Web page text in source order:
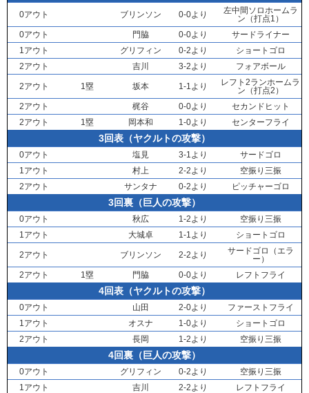
0アウト ブリンソン 0-0より
左中間ソロホームラ
ン（打点1）
0アウト
門脇 0-0より
サードライナー
1アウト
グリフィン 0-2より
ショートゴロ
2アウト
吉川 3-2より フォアボール
2アウト 1塁 坂本 1-1より
レフト2ランホームラ
ン（打点2）
2アウト
梶谷 0-0より
セカンドヒット
2アウト
1塁 岡本和 1-0より センターフライ
3回表（ヤクルトの攻撃）
0アウト 塩見 3-1より
サードゴロ
1アウト
村上 2-2より
空振り三振
2アウト
サンタナ 0-2より ピッチャーゴロ
3回裏（巨人の攻撃）
0アウト 秋広 1-2より
空振り三振
1アウト
大城卓 1-1より ショートゴロ
2アウト ブリンソン 2-2より
サードゴロ（エラ
ー）
2アウト
1塁 門脇 0-0より レフトフライ
4回表（ヤクルトの攻撃）
0アウト 山田 2-0より
ファーストフライ
1アウト
オスナ 1-0より
ショートゴロ
2アウト
長岡 1-2より 空振り三振
4回裏（巨人の攻撃）
0アウト グリフィン 0-2より
空振り三振
1アウト
吉川 2-2より
レフトフライ